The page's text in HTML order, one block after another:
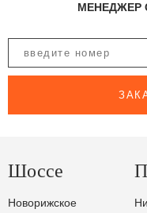
МЕНЕДЖЕР
Шоссе
Новорижское